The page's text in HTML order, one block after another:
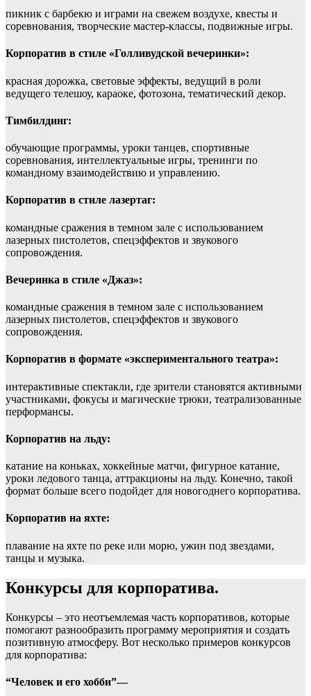
пикник с барбекю и играми на свежем воздухе, квесты и
соревнования, творческие мастер-классы, подвижные игры.
Корпоратив в стиле «Голливудской вечеринки»:
красная дорожка, световые эффекты, ведущий в роли
ведущего телешоу, караоке, фотозона, тематический декор.
Тимбилдинг:
обучающие программы, уроки танцев, спортивные
соревнования, интеллектуальные игры, тренинги по
командному взаимодействию и управлению.
Корпоратив в стиле лазертаг:
командные сражения в темном зале с использованием
лазерных пистолетов, спецэффектов и звукового
сопровождения.
Вечеринка в стиле «Джаз»:
командные сражения в темном зале с использованием
лазерных пистолетов, спецэффектов и звукового
сопровождения.
Корпоратив в формате «экспериментального театра»:
интерактивные спектакли, где зрители становятся активными
участниками, фокусы и магические трюки, театрализованные
перформансы.
Корпоратив на льду:
катание на коньках, хоккейные матчи, фигурное катание,
уроки ледового танца, аттракционы на льду. Конечно, такой
формат больше всего подойдет для новогоднего корпоратива.
Корпоратив на яхте:
плавание на яхте по реке или морю, ужин под звездами,
танцы и музыка.
Конкурсы для корпоратива.
Конкурсы – это неотъемлемая часть корпоративов, которые
помогают разнообразить программу мероприятия и создать
позитивную атмосферу. Вот несколько примеров конкурсов
для корпоратива:
“Человек и его хобби”—